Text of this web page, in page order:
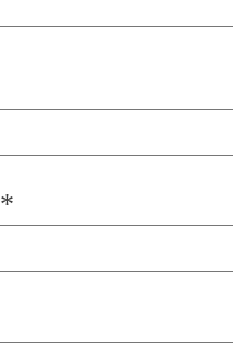
*